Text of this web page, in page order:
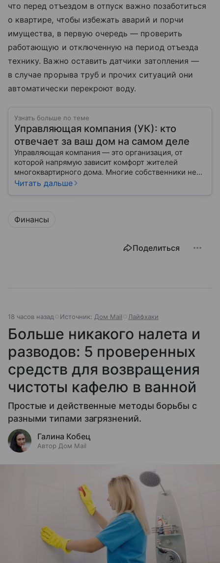
что перед отъездом в отпуск важно позаботиться
о квартире, чтобы избежать аварий и порчи
имущества, в первую очередь — проверить
работающую и отключенную на период отъезда
технику. Важно оставить датчики затопления —
в случае прорыва труб и прочих ситуаций они
автоматически перекроют воду.
Узнать больше по теме
Управляющая компания (УК): кто
отвечает за ваш дом на самом деле
Управляющая компания — это организация, от
которой напрямую зависит комфорт жителей
многоквартирного дома. Многие собственники не
до конца понимают, какие именно услуги УК
Читать дальше
Финансы
Поделиться
18 часов назад Источник: Дом Mail Лайфхаки
Больше никакого налета и
разводов: 5 проверенных
средств для возвращения
чистоты кафелю в ванной
Простые и действенные методы борьбы с
разными типами загрязнений.
Галина Кобец
Автор Дом Mail